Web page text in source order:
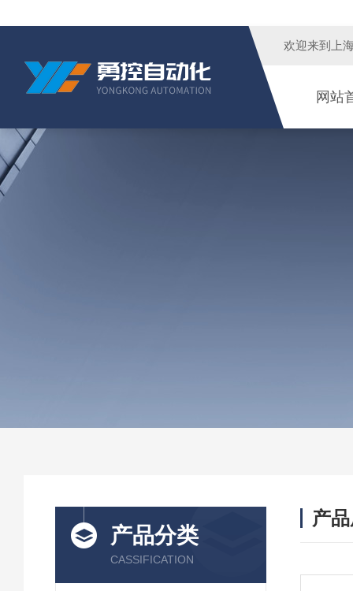
欢迎来到 上
网站
产品分类
CASSIFICATION
产